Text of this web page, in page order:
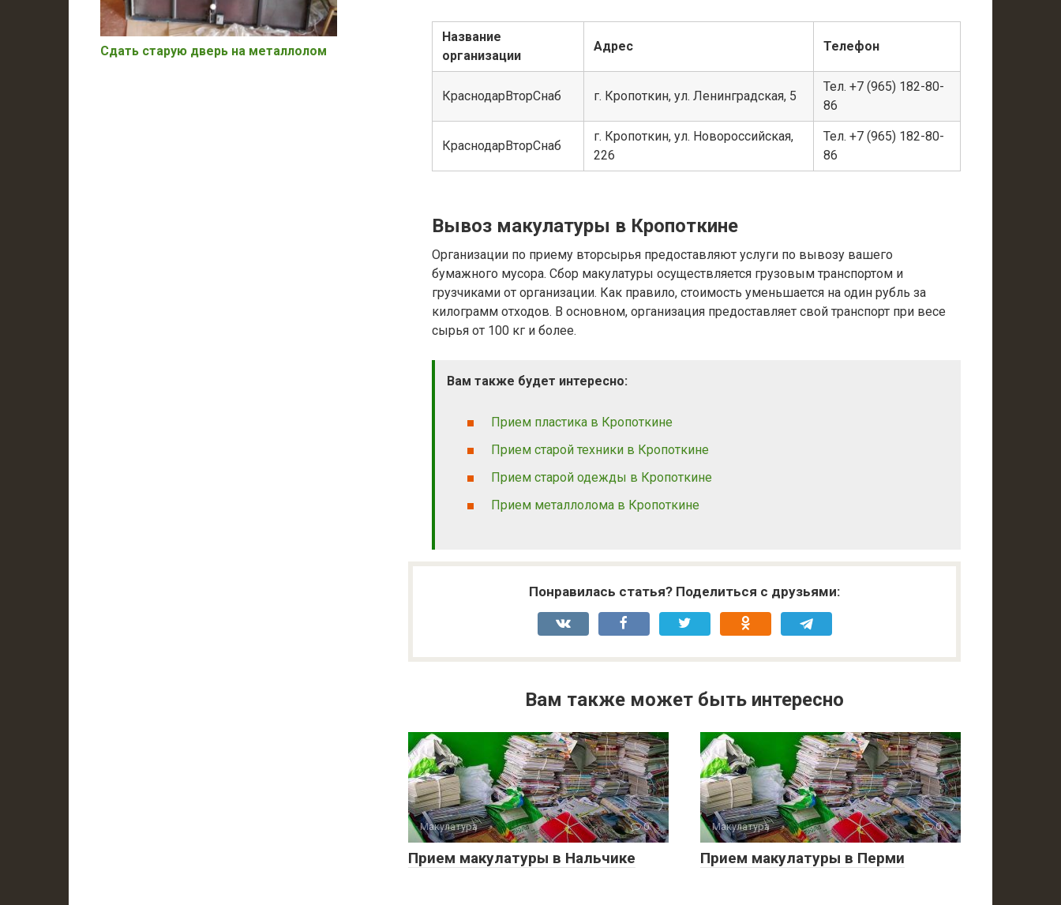
Название
организации
Адрес Телефон
КраснодарВторСнаб г. Кропоткин, ул. Ленинградская, 5
Тел. +7 (965) 182-80-
86
КраснодарВторСнаб
г. Кропоткин, ул. Новороссийская,
226
Тел. +7 (965) 182-80-
86
Вывоз макулатуры в Кропоткине
Организации по приему вторсырья предоставляют услуги по вывозу вашего
бумажного мусора. Сбор макулатуры осуществляется грузовым транспортом и
грузчиками от организации. Как правило, стоимость уменьшается на один рубль за
килограмм отходов. В основном, организация предоставляет свой транспорт при весе
сырья от 100 кг и более.
Вам также будет интересно:
Прием пластика в Кропоткине
Прием старой техники в Кропоткине
Прием старой одежды в Кропоткине
Прием металлолома в Кропоткине
Понравилась статья? Поделиться с друзьями:
Вам также может быть интересно
Макулатура 0
Прием макулатуры в Нальчике
Макулатура 0
Прием макулатуры в Перми
Сдать старую дверь на металлолом